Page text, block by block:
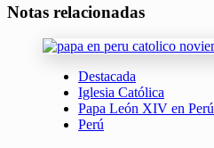
Notas relacionadas
Destacada
Iglesia Católica
Papa León XIV en Perú
Perú